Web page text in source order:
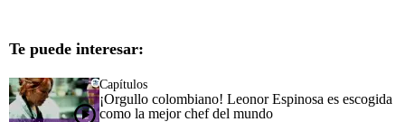
Te puede interesar:
Capítulos
¡Orgullo colombiano! Leonor Espinosa es escogida
como la mejor chef del mundo